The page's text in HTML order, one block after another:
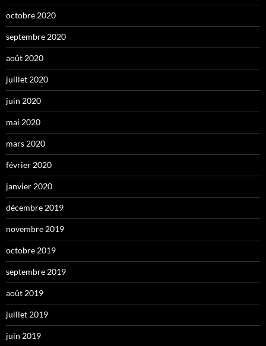
octobre 2020
septembre 2020
août 2020
juillet 2020
juin 2020
mai 2020
mars 2020
février 2020
janvier 2020
décembre 2019
novembre 2019
octobre 2019
septembre 2019
août 2019
juillet 2019
juin 2019